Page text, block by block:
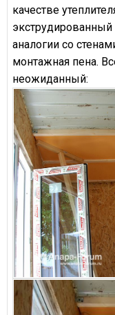
качестве
аналогии со
монтажная пена.
неожиданный: